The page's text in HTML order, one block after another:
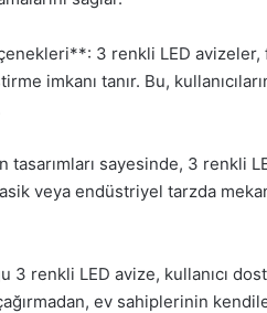
3 renkli LED avizeler,
imkanı tanır. Bu,
tasarımları sayesinde, 3 renkli
veya endüstriyel tarzda
3 renkli LED avize, kullanıcı
ev sahiplerinin